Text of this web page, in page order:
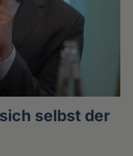
selbst der